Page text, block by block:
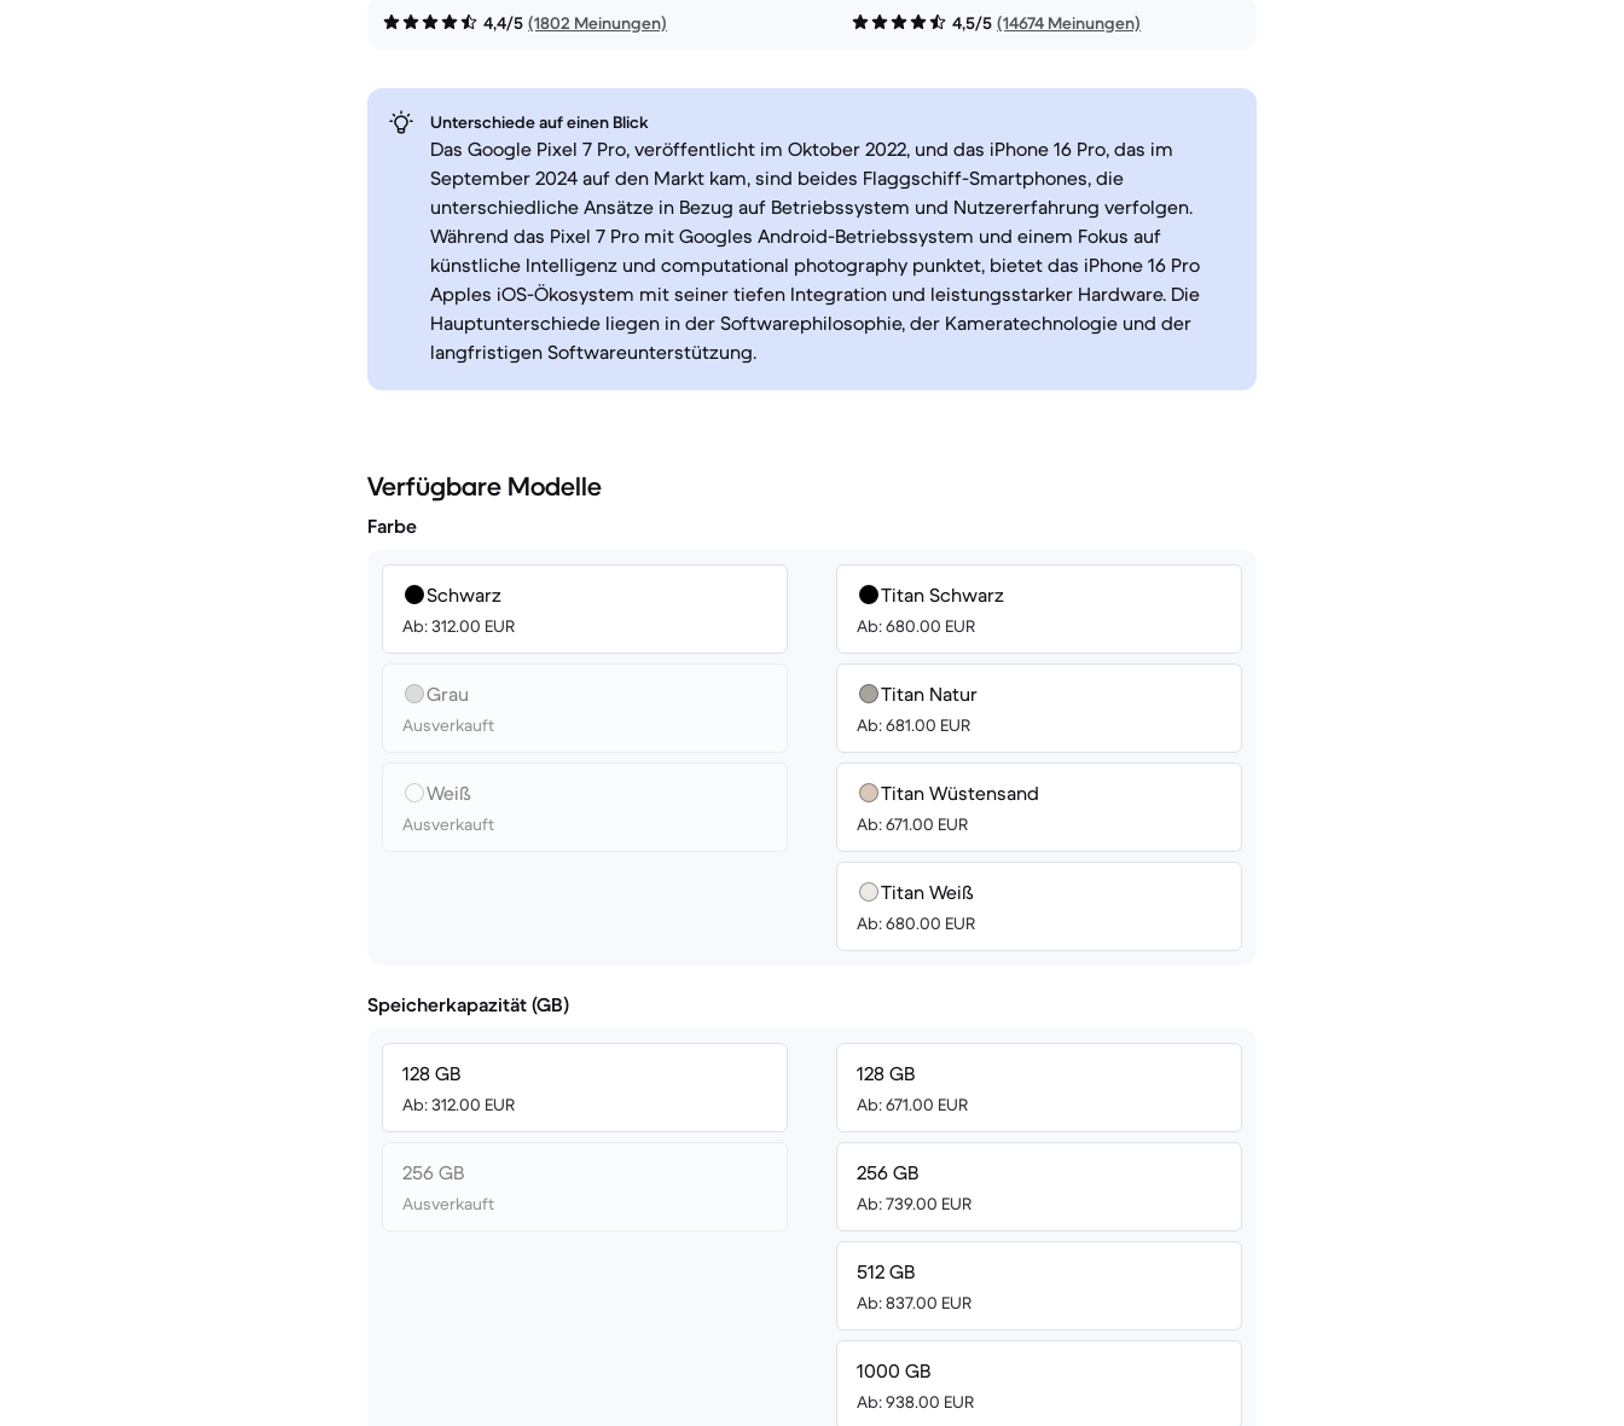
4,4/5 (1802 Meinungen) 4,5/5 (14674 Meinungen)
Unterschiede auf einen Blick
Das Google Pixel 7 Pro, veröffentlicht im Oktober 2022, und das iPhone 16 Pro, das im
September 2024 auf den Markt kam, sind beides Flaggschiff-Smartphones, die
unterschiedliche Ansätze in Bezug auf Betriebssystem und Nutzererfahrung verfolgen.
Während das Pixel 7 Pro mit Googles Android-Betriebssystem und einem Fokus auf
künstliche Intelligenz und computational photography punktet, bietet das iPhone 16 Pro
Apples iOS-Ökosystem mit seiner tiefen Integration und leistungsstarker Hardware. Die
Hauptunterschiede liegen in der Softwarephilosophie, der Kameratechnologie und der
langfristigen Softwareunterstützung.
Verfügbare Modelle
Farbe
Schwarz
Ab: 312.00 EUR
Grau
Ausverkauft
Weiß
Ausverkauft
Titan Schwarz
Ab: 680.00 EUR
Titan Natur
Ab: 681.00 EUR
Titan Wüstensand
Ab: 671.00 EUR
Titan Weiß
Ab: 680.00 EUR
Speicherkapazität (GB)
128 GB
Ab: 312.00 EUR
256 GB
Ausverkauft
128 GB
Ab: 671.00 EUR
256 GB
Ab: 739.00 EUR
512 GB
Ab: 837.00 EUR
1000 GB
Ab: 938.00 EUR